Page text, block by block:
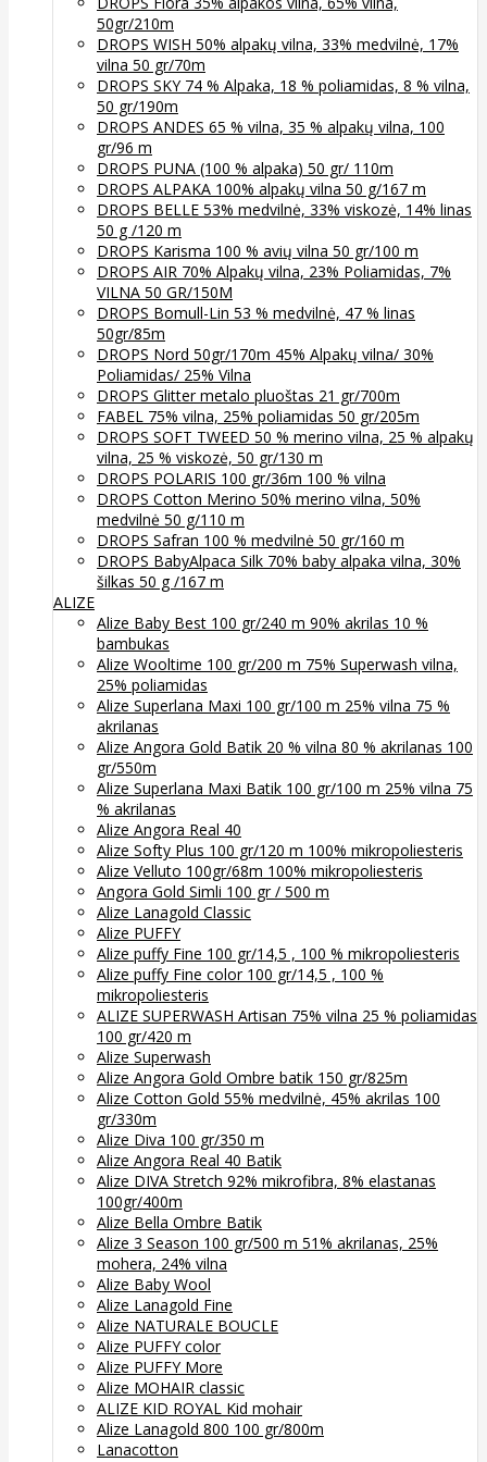
50gr/210m
DROPS WISH 50% alpakų vilna, 33% medvilnė, 17%
vilna 50 gr/70m
DROPS SKY 74 % Alpaka, 18 % poliamidas, 8 % vilna,
50 gr/190m
DROPS ANDES 65 % vilna, 35 % alpakų vilna, 100
gr/96 m
DROPS PUNA (100 % alpaka) 50 gr/ 110m
DROPS ALPAKA 100% alpakų vilna 50 g/167 m
DROPS BELLE 53% medvilnė, 33% viskozė, 14% linas
50 g /120 m
DROPS Karisma 100 % avių vilna 50 gr/100 m
DROPS AIR 70% Alpakų vilna, 23% Poliamidas, 7%
VILNA 50 GR/150M
DROPS Bomull-Lin 53 % medvilnė, 47 % linas
50gr/85m
DROPS Nord 50gr/170m 45% Alpakų vilna/ 30%
Poliamidas/ 25% Vilna
DROPS Glitter metalo pluoštas 21 gr/700m
FABEL 75% vilna, 25% poliamidas 50 gr/205m
DROPS SOFT TWEED 50 % merino vilna, 25 % alpakų
vilna, 25 % viskozė, 50 gr/130 m
DROPS POLARIS 100 gr/36m 100 % vilna
DROPS Cotton Merino 50% merino vilna, 50%
medvilnė 50 g/110 m
DROPS Safran 100 % medvilnė 50 gr/160 m
DROPS BabyAlpaca Silk 70% baby alpaka vilna, 30%
šilkas 50 g /167 m
ALIZE
Alize Baby Best 100 gr/240 m 90% akrilas 10 %
bambukas
Alize Wooltime 100 gr/200 m 75% Superwash vilna,
25% poliamidas
Alize Superlana Maxi 100 gr/100 m 25% vilna 75 %
akrilanas
Alize Angora Gold Batik 20 % vilna 80 % akrilanas 100
gr/550m
Alize Superlana Maxi Batik 100 gr/100 m 25% vilna 75
% akrilanas
Alize Angora Real 40
Alize Softy Plus 100 gr/120 m 100% mikropoliesteris
Alize Velluto 100gr/68m 100% mikropoliesteris
Angora Gold Simli 100 gr / 500 m
Alize Lanagold Classic
Alize PUFFY
Alize puffy Fine 100 gr/14,5 , 100 % mikropoliesteris
Alize puffy Fine color 100 gr/14,5 , 100 %
mikropoliesteris
ALIZE SUPERWASH Artisan 75% vilna 25 % poliamidas
100 gr/420 m
Alize Superwash
Alize Angora Gold Ombre batik 150 gr/825m
Alize Cotton Gold 55% medvilnė, 45% akrilas 100
gr/330m
Alize Diva 100 gr/350 m
Alize Angora Real 40 Batik
Alize DIVA Stretch 92% mikrofibra, 8% elastanas
100gr/400m
Alize Bella Ombre Batik
Alize 3 Season 100 gr/500 m 51% akrilanas, 25%
mohera, 24% vilna
Alize Baby Wool
Alize Lanagold Fine
Alize NATURALE BOUCLE
Alize PUFFY color
Alize PUFFY More
Alize MOHAIR classic
ALIZE KID ROYAL Kid mohair
Alize Lanagold 800 100 gr/800m
Lanacotton